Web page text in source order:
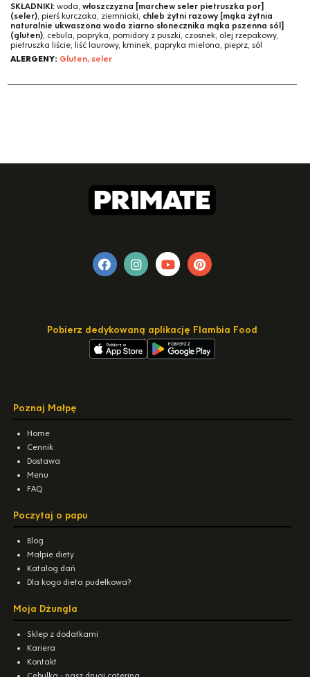
SKŁADNIKI: woda, włoszczyzna [marchew seler pietruszka por]
(seler), pierś kurczaka, ziemniaki, chleb żytni razowy [mąka żytnia
naturalnie ukwaszona woda ziarno słonecznika mąka pszenna sól]
(gluten), cebula, papryka, pomidory z puszki, czosnek, olej rzepakowy,
pietruszka liście, liść laurowy, kminek, papryka mielona, pieprz, sól
ALERGENY: Gluten, seler
Pobierz dedykowaną aplikację Flambia Food
Poznaj Małpę
Home
Cennik
Dostawa
Menu
FAQ
Poczytaj o papu
Blog
Małpie diety
Katalog dań
Dla kogo dieta pudełkowa?
Moja Dżungla
Sklep z dodatkami
Kariera
Kontakt